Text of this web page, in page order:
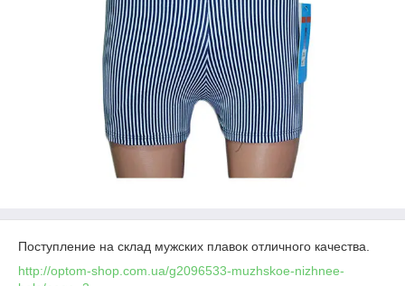
Поступление на склад мужских плавок отличного качества.
http://optom-shop.com.ua/g2096533-muzhskoe-nizhnee-